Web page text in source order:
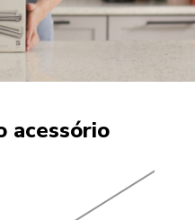
acessório